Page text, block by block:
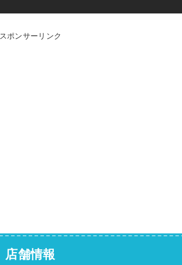
スポンサーリンク
店舗情報